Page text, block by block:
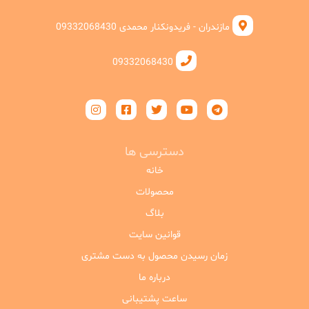
مازندران - فریدونکنار محمدی 09332068430
09332068430
دسترسی ها
خانه
محصولات
بلاگ
قوانین سایت
زمان رسیدن محصول به دست مشتری
درباره ما
ساعت پشتیبانی